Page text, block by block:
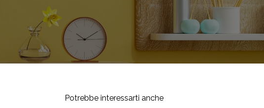
Potrebbe interessarti anche